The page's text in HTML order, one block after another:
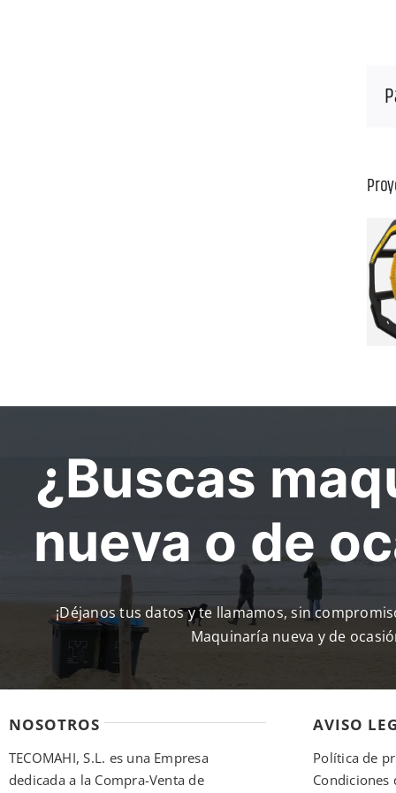
¿Buscas
nueva o de
¡Déjanos tus datos y te llamamos, sin
Maquinaría nueva y de
NOSOTROS
TECOMAHI, S.L. es una Empresa
dedicada a la Compra-Venta de
AVISO
Política de
Condiciones